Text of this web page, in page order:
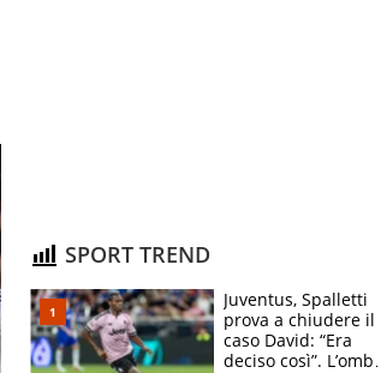
SPORT TREND
Juventus, Spalletti
prova a chiudere il
caso David: “Era
deciso così”. L’ombra